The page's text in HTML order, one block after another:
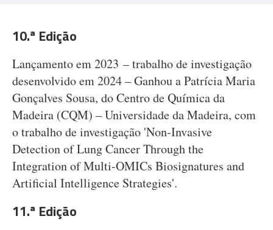
10.ª Edição
Lançamento em 2023 – trabalho de investigação
desenvolvido em 2024 – Ganhou a Patrícia Maria
Gonçalves Sousa, do Centro de Química da
Madeira (CQM) – Universidade da Madeira, com
o trabalho de investigação 'Non-Invasive
Detection of Lung Cancer Through the
Integration of Multi-OMICs Biosignatures and
Artificial Intelligence Strategies'.
11.ª Edição